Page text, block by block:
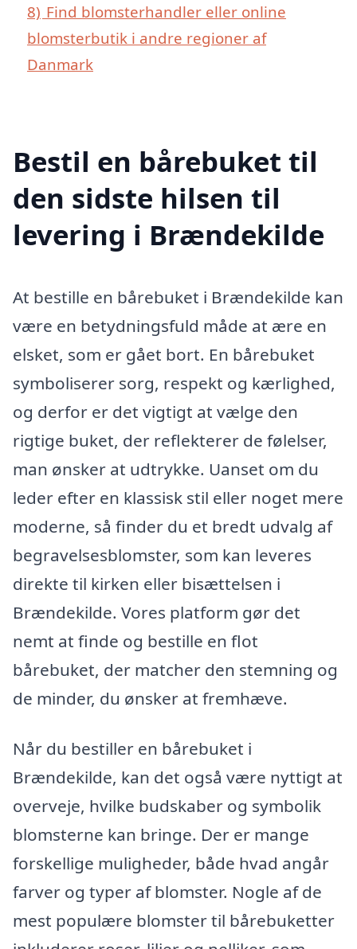
8) Find blomsterhandler eller online
blomsterbutik i andre regioner af
Danmark
Bestil en bårebuket til
den sidste hilsen til
levering i Brændekilde
At bestille en bårebuket i Brændekilde kan
være en betydningsfuld måde at ære en
elsket, som er gået bort. En bårebuket
symboliserer sorg, respekt og kærlighed,
og derfor er det vigtigt at vælge den
rigtige buket, der reflekterer de følelser,
man ønsker at udtrykke. Uanset om du
leder efter en klassisk stil eller noget mere
moderne, så finder du et bredt udvalg af
begravelsesblomster, som kan leveres
direkte til kirken eller bisættelsen i
Brændekilde. Vores platform gør det
nemt at finde og bestille en flot
bårebuket, der matcher den stemning og
de minder, du ønsker at fremhæve.
Når du bestiller en bårebuket i
Brændekilde, kan det også være nyttigt at
overveje, hvilke budskaber og symbolik
blomsterne kan bringe. Der er mange
forskellige muligheder, både hvad angår
farver og typer af blomster. Nogle af de
mest populære blomster til bårebuketter